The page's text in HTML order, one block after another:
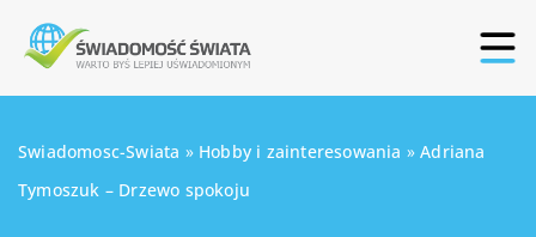
Swiadomosc-Swiata » Hobby i zainteresowania »Adriana
Tymoszuk – Drzewo spokoju